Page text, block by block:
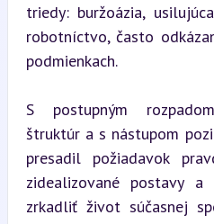
triedy: buržoázia,
robotníctvo, často
podmienkach.
S postupným
štruktúr a s nástupom
presadil požiadavok
zidealizované postavy
zrkadliť život súčasnej